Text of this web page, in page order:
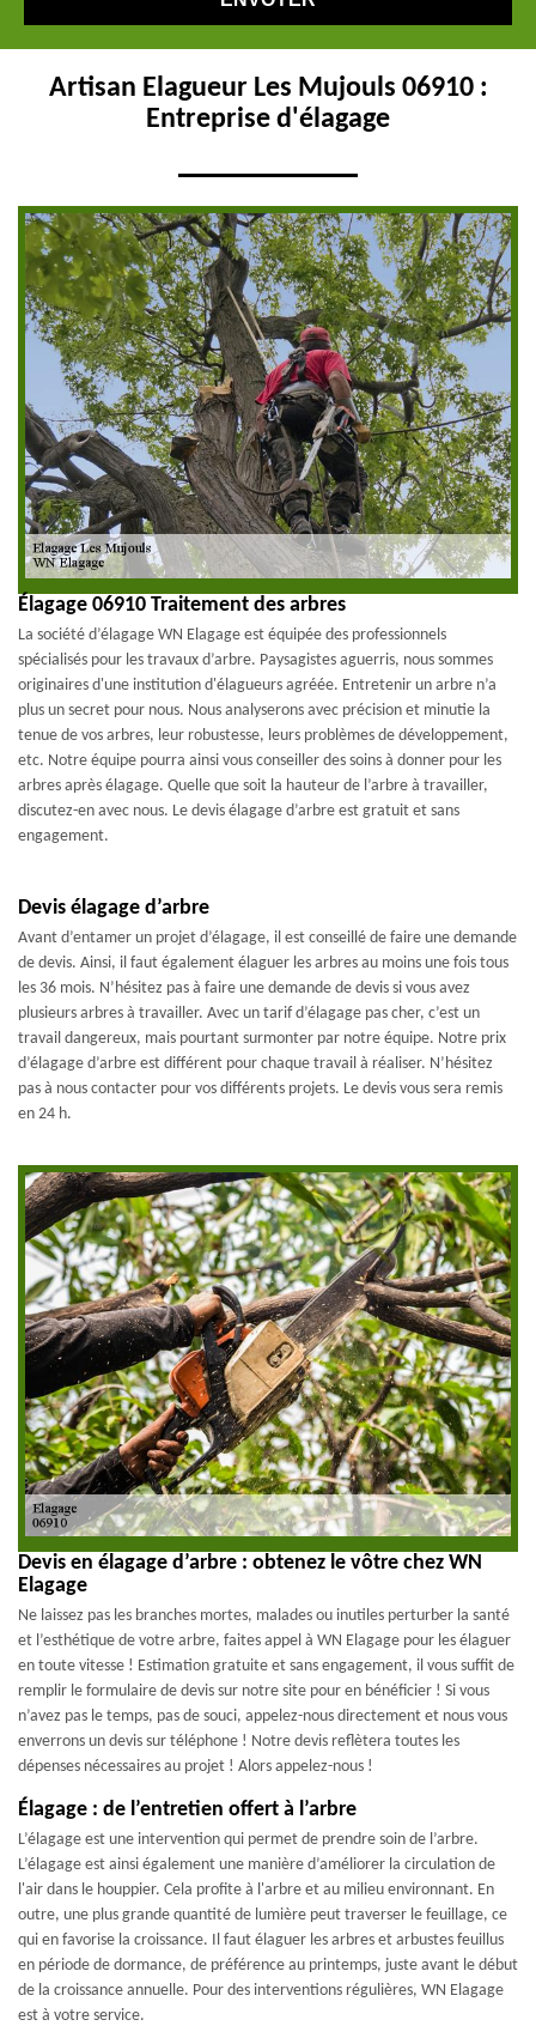
Artisan Elagueur Les Mujouls 06910 :
Entreprise d'élagage
Élagage 06910 Traitement des arbres
La société d’élagage WN Elagage est équipée des professionnels
spécialisés pour les travaux d’arbre. Paysagistes aguerris, nous sommes
originaires d'une institution d'élagueurs agréée. Entretenir un arbre n’a
plus un secret pour nous. Nous analyserons avec précision et minutie la
tenue de vos arbres, leur robustesse, leurs problèmes de développement,
etc. Notre équipe pourra ainsi vous conseiller des soins à donner pour les
arbres après élagage. Quelle que soit la hauteur de l’arbre à travailler,
discutez-en avec nous. Le devis élagage d’arbre est gratuit et sans
engagement.
Devis élagage d’arbre
Avant d’entamer un projet d’élagage, il est conseillé de faire une demande
de devis. Ainsi, il faut également élaguer les arbres au moins une fois tous
les 36 mois. N’hésitez pas à faire une demande de devis si vous avez
plusieurs arbres à travailler. Avec un tarif d’élagage pas cher, c’est un
travail dangereux, mais pourtant surmonter par notre équipe. Notre prix
d’élagage d’arbre est différent pour chaque travail à réaliser. N’hésitez
pas à nous contacter pour vos différents projets. Le devis vous sera remis
en 24 h.
Devis en élagage d’arbre : obtenez le vôtre chez WN
Elagage
Ne laissez pas les branches mortes, malades ou inutiles perturber la santé
et l’esthétique de votre arbre, faites appel à WN Elagage pour les élaguer
en toute vitesse ! Estimation gratuite et sans engagement, il vous suffit de
remplir le formulaire de devis sur notre site pour en bénéficier ! Si vous
n’avez pas le temps, pas de souci, appelez-nous directement et nous vous
enverrons un devis sur téléphone ! Notre devis reflètera toutes les
dépenses nécessaires au projet ! Alors appelez-nous !
Élagage : de l’entretien offert à l’arbre
L’élagage est une intervention qui permet de prendre soin de l’arbre.
L’élagage est ainsi également une manière d’améliorer la circulation de
l'air dans le houppier. Cela profite à l'arbre et au milieu environnant. En
outre, une plus grande quantité de lumière peut traverser le feuillage, ce
qui en favorise la croissance. Il faut élaguer les arbres et arbustes feuillus
en période de dormance, de préférence au printemps, juste avant le début
de la croissance annuelle. Pour des interventions régulières, WN Elagage
est à votre service.